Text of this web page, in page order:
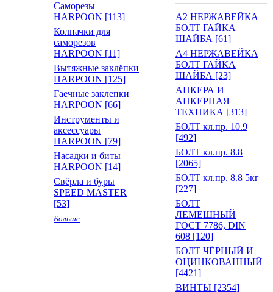
Саморезы
HARPOON [113]
Колпачки для
саморезов
HARPOON [11]
Вытяжные заклёпки
HARPOON [125]
Гаечные заклепки
HARPOON [66]
Инструменты и
аксессуары
HARPOON [79]
Насадки и биты
HARPOON [14]
Свёрла и буры
SPEED MASTER
[53]
Больше
А2 НЕРЖАВЕЙКА
БОЛТ ГАЙКА
ШАЙБА [61]
А4 НЕРЖАВЕЙКА
БОЛТ ГАЙКА
ШАЙБА [23]
АНКЕРА И
АНКЕРНАЯ
ТЕХНИКА [313]
БОЛТ кл.пр. 10.9
[492]
БОЛТ кл.пр. 8.8
[2065]
БОЛТ кл.пр. 8.8 5кг
[227]
БОЛТ
ЛЕМЕШНЫЙ
ГОСТ 7786, DIN
608 [120]
БОЛТ ЧЁРНЫЙ И
ОЦИНКОВАННЫЙ
[4421]
ВИНТЫ [2354]